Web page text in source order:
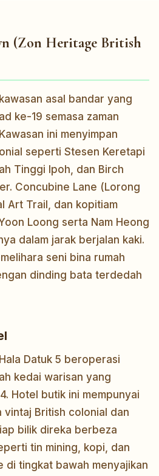
(Zon Heritage British
asal bandar yang
ke-19 semasa zaman
ini menyimpan
seperti Stesen Keretapi
Tinggi Ipoh, dan Birch
Concubine Lane (Lorong
Art Trail, dan kopitiam
Loong serta Nam Heong
dalam jarak berjalan kaki.
seni bina rumah
dinding bata terdedah
Datuk 5 beroperasi
kedai warisan yang
Hotel butik ini mempunyai
vintaj British colonial dan
bilik direka berbeza
tin mining, kopi, dan
di tingkat bawah menyajikan